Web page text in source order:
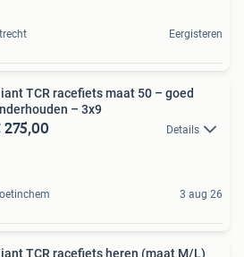
Eergisteren
TCR racefiets maat 50 – goed
– 3x9
Details
3 aug 26
TCR racefiets heren (maat M/L)